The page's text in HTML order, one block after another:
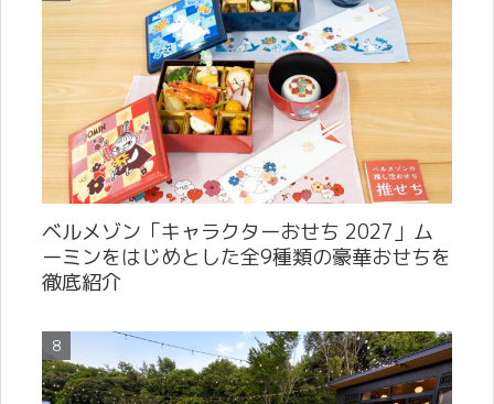
ベルメゾン「キャラクターおせち 2027」ム
ーミンをはじめとした全9種類の豪華おせちを
徹底紹介